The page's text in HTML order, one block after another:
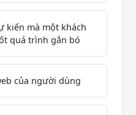
kiến mà một khách
quá trình gắn bó
của người dùng